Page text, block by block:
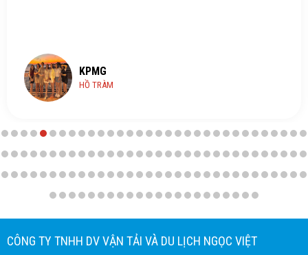
KPMG
HỒ TRÀM
CÔNG TY TNHH DV VẬN TẢI VÀ DU LỊCH NGỌC VIỆT